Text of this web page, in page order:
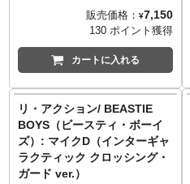
ラザーズと共にネイティブ・タ
ンを結成し、今までとは違う
HIPHOPのスタイルとなる"ニュ
ースクール"の幕開けとなった、
90年代に必要不可欠な伝説的
ブ・コールド・クエストに続き
待望のリ・アクションフィギュ
ア化！サンプリングに革命をも
たらしたとも言われる1989年の
ファーストアルバム「3 Feet
販売価格： ¥7,150
130 ポイント獲得
カートに入れる
リ・アクション/ BEASTIE
BOYS（ビースティ・ボーイ
ズ）: マイクD（インターギャ
ラクティック クロッシング・
ガード ver.）